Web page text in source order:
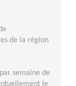
de la région
semaine de
le